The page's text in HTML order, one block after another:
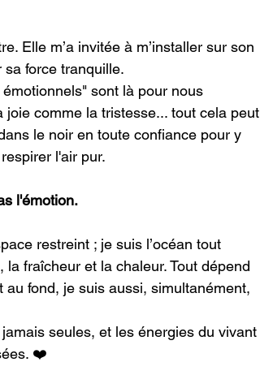
Elle m’a invitée à m’installer sur son
force tranquille.
sont là pour nous
comme la tristesse... tout cela peut
le noir en toute confiance pour y
l'air pur.
l'émotion.
restreint ; je suis l’océan tout
fraîcheur et la chaleur. Tout dépend
au fond, je suis aussi, simultanément,
seules, et les énergies du vivant
❤️